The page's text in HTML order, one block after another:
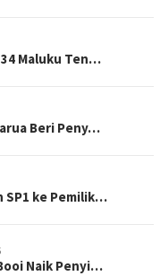
Maluku Ten…
Beri Peny…
SP1 ke Pemilik…
Naik Penyi…